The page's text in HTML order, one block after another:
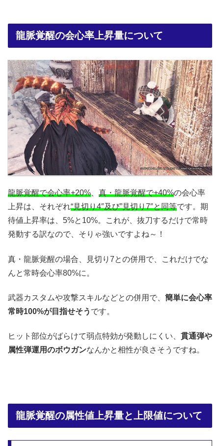
龍脈覚醒の会心率上昇量について
龍脈覚醒で会心率+20% 真・龍脈覚醒で+40%の会心率
上昇は、それぞれ“見切り4″及び”見切り7″と同等です。期
待値上昇率は、5%と10%。これが、抜刀するだけで常時
発動する訳なので、そりゃ強いですよね～！
真・龍脈覚醒の場合、見切り7との併用で、これだけでな
んと常時会心率80%に。
武器カスタムや攻撃スキルなどとの併用で、 簡単に会心率
常時100%が目指せそう です。
ヒット部位がばらけて弱点特効が発動しにくい、 貫通弾や
属性弾運用のボウガンなんかと相性が良さそうですね。
龍脈覚醒の属性値上昇量と上限値について